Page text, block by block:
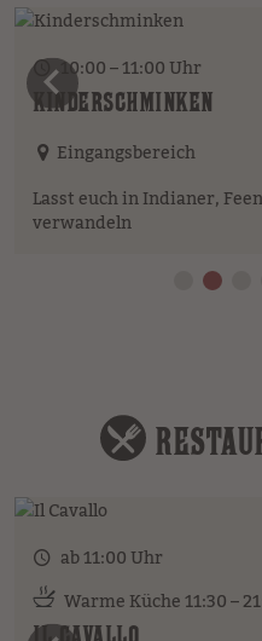
10:00 – 11:00 Uhr
KINDERSCHMINKEN
Eingangsbereich
Lasst euch in Indianer,
verwandeln
ab 11:00 Uhr
Warme Küche 11:30 –
IL CAVALLO